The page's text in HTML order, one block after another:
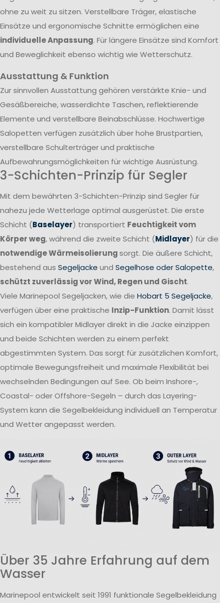
ohne zu weit zu sitzen. Verstellbare Träger, elastische
Einsätze und ergonomische Schnitte ermöglichen eine
individuelle Anpassung. Für längere Einsätze sind Komfort
und Beweglichkeit ebenso wichtig wie Wetterschutz.
Ausstattung & Funktion
Zur sinnvollen Ausstattung gehören verstärkte Knie- und
Gesäßbereiche, wasserdichte Taschen, reflektierende
Elemente und verstellbare Beinabschlüsse. Hochwertige
Salopetten verfügen zusätzlich über hohe Brustpartien,
verstellbare Schulterträger und praktische
Aufbewahrungsmöglichkeiten für wichtige Ausrüstung.
3-Schichten-Prinzip für Segler
Mit dem bewährten 3-Schichten-Prinzip sind Segler für
nahezu jede Wetterlage optimal ausgerüstet. Die erste
Schicht (Baselayer) transportiert Feuchtigkeit vom
Körper weg, während die zweite Schicht (Midlayer) für die
notwendige Wärmeisolierungsorgt. Die äußere Schicht,
bestehend aus Segeljacke und Segelhose oder Salopette,
schützt zuverlässig vor Wind, Regen und Gischt.
Viele Marinepool Segeljacken, wie die Hobart 5 Segeljacke,
verfügen über eine praktische Inzip-Funktion. Damit lässt
sich ein kompatibler Midlayer direkt in die Jacke einzippen
und beide Schichten werden zu einem perfekt
abgestimmten System. Das sorgt für zusätzlichen Komfort,
optimale Bewegungsfreiheit und maximale Flexibilität bei
wechselnden Bedingungen auf See. Ob beim Inshore-,
Coastal- oder Offshore-Segeln – durch das Layering-
System kann die Segelbekleidung individuell an Temperatur
und Wetter angepasst werden.
Über 35 Jahre Erfahrung auf dem
Wasser
Marinepool entwickelt seit 1991 funktionale Segelbekleidung